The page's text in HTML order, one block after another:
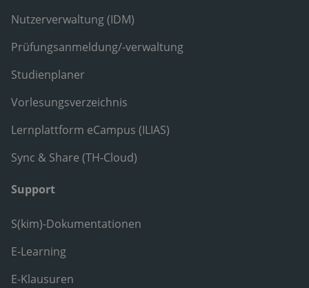
Nutzerverwaltung (IDM)
Prüfungsanmeldung/-verwaltung
Studienplaner
Vorlesungsverzeichnis
Lernplattform eCampus (ILIAS)
Sync & Share (TH-Cloud)
Support
S(kim)-Dokumentationen
E-Learning
E-Klausuren